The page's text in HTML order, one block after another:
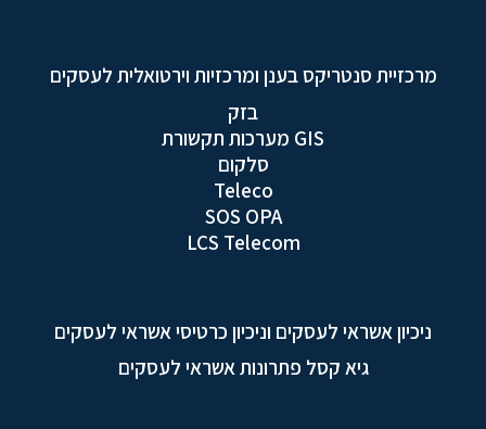
מרכזיית סנטריקס בענן ומרכזיות וירטואלית לעסקים
בזק
GIS מערכות תקשורת
סלקום
Teleco
SOS OPA
LCS Telecom
ניכיון אשראי לעסקים וניכיון כרטיסי אשראי לעסקים
גיא קסל פתרונות אשראי לעסקים